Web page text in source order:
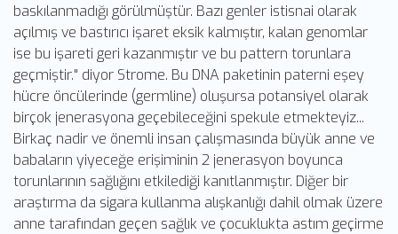
baskılanmadığı görülmüştür. Bazı genler istisnai olarak
açılmış ve bastırıcı işaret eksik kalmıştır, kalan genomlar
ise bu işareti geri kazanmıştır ve bu pattern torunlara
geçmiştir." diyor Strome. Bu DNA paketinin paterni eşey
hücre öncülerinde (germline) oluşursa potansiyel olarak
birçok jenerasyona geçebileceğini spekule etmekteyiz...
Birkaç nadir ve önemli insan çalışmasında büyük anne ve
babaların yiyeceğe erişiminin 2 jenerasyon boyunca
torunlarının sağlığını etkilediği kanıtlanmıştır. Diğer bir
araştırma da sigara kullanma alışkanlığı dahil olmak üzere
anne tarafından geçen sağlık ve çocuklukta astım geçirme